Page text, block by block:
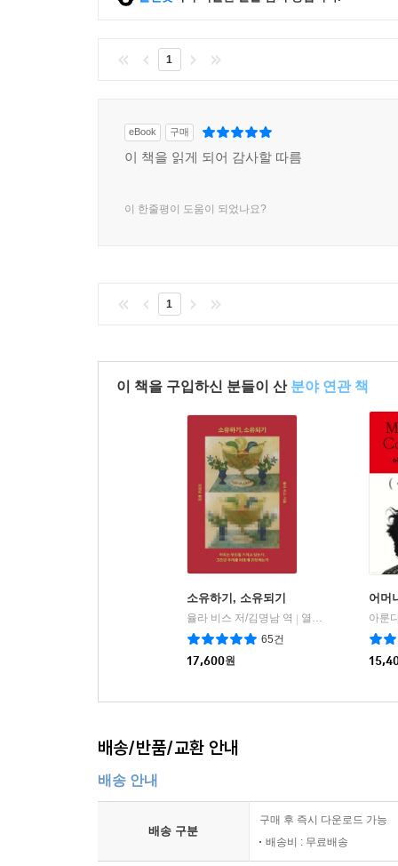
『헤비』의 진정한 ‘무게’는 가장 개인적인 고
시작된다는 묵직한 희망을 이 책은 우리에게 건넨
1
eBook 구매
이 책을 읽게 되어 감사할 따름
이 한줄평이 도움이 되었나요?
1
이 책을 구입하신 분들이 산 분야 연관 책
소유하기, 소유되기
율라 비스 저/김명남 역 | 열린책들
65건
17,600원
어머
아룬
배송/반품/교환 안내
배송 안내
배송 구분
구매 후 즉시 다운로드 가능
배송비 : 무료배송